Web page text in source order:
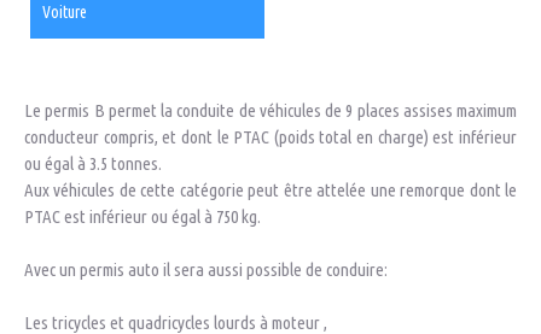
Voiture
Le permis B permet la conduite de véhicules de 9 places assises maximum
conducteur compris, et dont le PTAC (poids total en charge) est inférieur
ou égal à 3.5 tonnes.
Aux véhicules de cette catégorie peut être attelée une remorque dont le
PTAC est inférieur ou égal à 750 kg.
Avec un permis auto il sera aussi possible de conduire:
Les tricycles et quadricycles lourds à moteur ,